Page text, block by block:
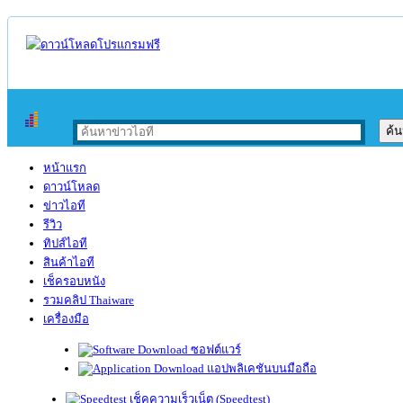
หน้าแรก
ดาวน์โหลด
ข่าวไอที
รีวิว
ทิปส์ไอที
สินค้าไอที
เช็ครอบหนัง
รวมคลิป Thaiware
เครื่องมือ
ซอฟต์แวร์
แอปพลิเคชันบนมือถือ
เช็คความเร็วเน็ต (Speedtest)